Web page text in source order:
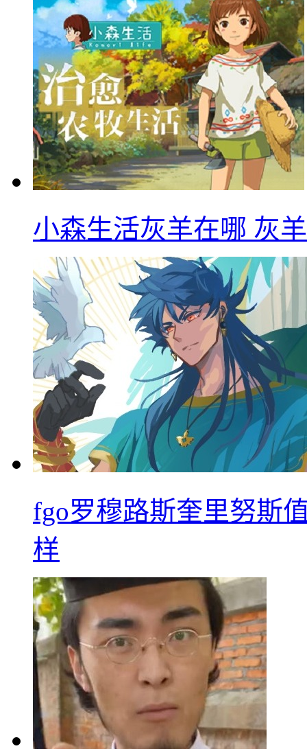
小森生活灰羊在哪 灰
fgo罗穆路斯奎里努斯
样